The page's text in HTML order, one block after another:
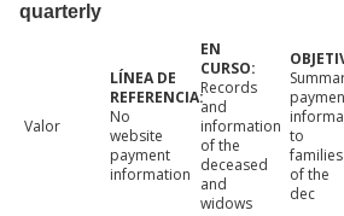
quarterly
Valor
No
website
payment
information
Records
and
information
of the
deceased
and
widows
to
families
of the
dec